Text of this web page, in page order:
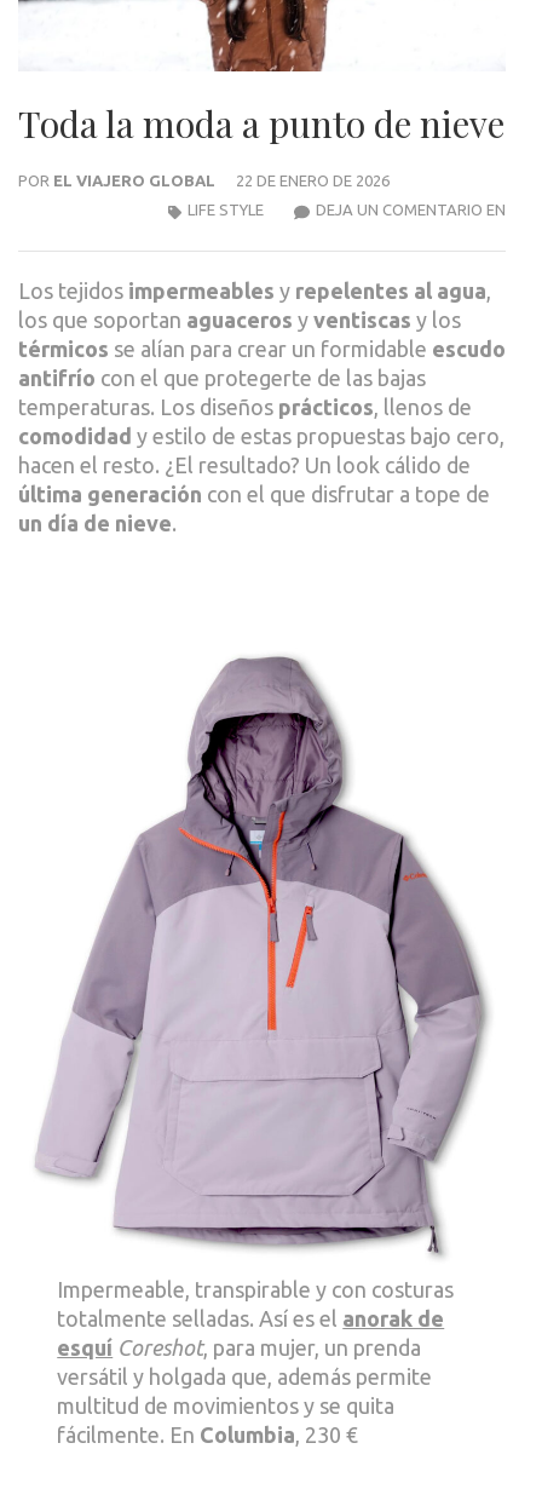
Toda la moda a punto de nieve
POR EL VIAJERO GLOBAL
22 DE ENERO DE 2026
DEJA UN COMENTARIO EN
LIFE STYLE
Los tejidos impermeables y repelentes al agua
los que soportan aguaceros y ventiscas y los
térmicos se alían para crear un formidable escudo
antifrío con el que protegerte de las bajas
temperaturas. Los diseños prácticos , llenos de
comodidad y estilo de estas propuestas bajo cero,
hacen el resto. ¿El resultado? Un look cálido de
última generación con el que disfrutar a tope de
un día de nieve.
Impermeable, transpirable y con costuras
totalmente selladas. Así es el anorak de
esquí Coreshot, para mujer, un prenda
versátil y holgada que, además permite
multitud de movimientos y se quita
fácilmente. En Columbia, 230 €